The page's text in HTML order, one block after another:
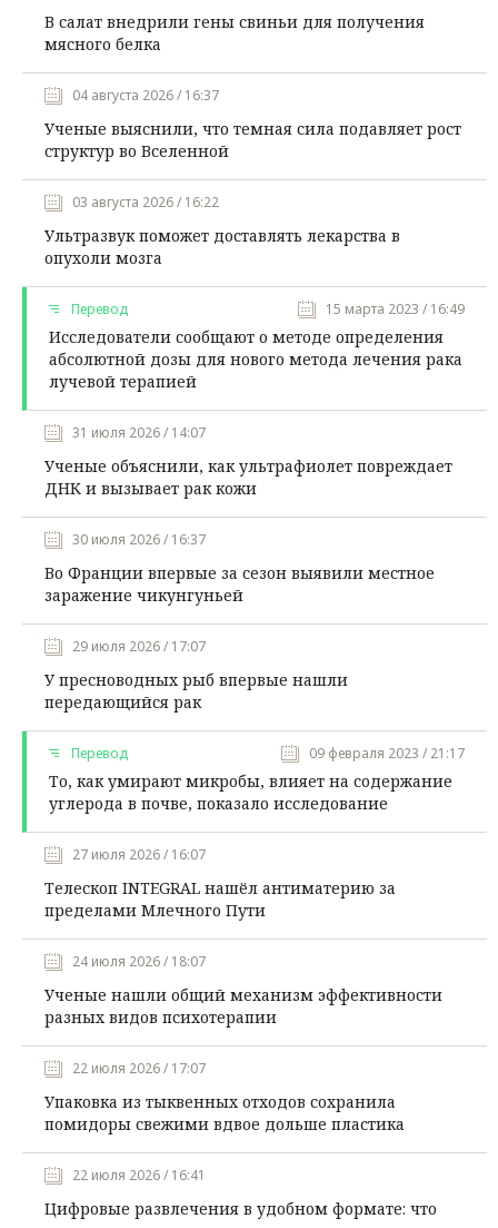
В салат внедрили гены свиньи для получения
мясного белка
04 августа 2026 / 16:37
Ученые выяснили, что темная сила подавляет рост
структур во Вселенной
03 августа 2026 / 16:22
Ультразвук поможет доставлять лекарства в
опухоли мозга
Перевод 15 марта 2023 / 16:49
Исследователи сообщают о методе определения
абсолютной дозы для нового метода лечения рака
лучевой терапией
31 июля 2026 / 14:07
Ученые объяснили, как ультрафиолет повреждает
ДНК и вызывает рак кожи
30 июля 2026 / 16:37
Во Франции впервые за сезон выявили местное
заражение чикунгуньей
29 июля 2026 / 17:07
У пресноводных рыб впервые нашли
передающийся рак
Перевод 09 февраля 2023 / 21:17
То, как умирают микробы, влияет на содержание
углерода в почве, показало исследование
27 июля 2026 / 16:07
Телескоп INTEGRAL нашёл антиматерию за
пределами Млечного Пути
24 июля 2026 / 18:07
Ученые нашли общий механизм эффективности
разных видов психотерапии
22 июля 2026 / 17:07
Упаковка из тыквенных отходов сохранила
помидоры свежими вдвое дольше пластика
22 июля 2026 / 16:41
Цифровые развлечения в удобном формате: что